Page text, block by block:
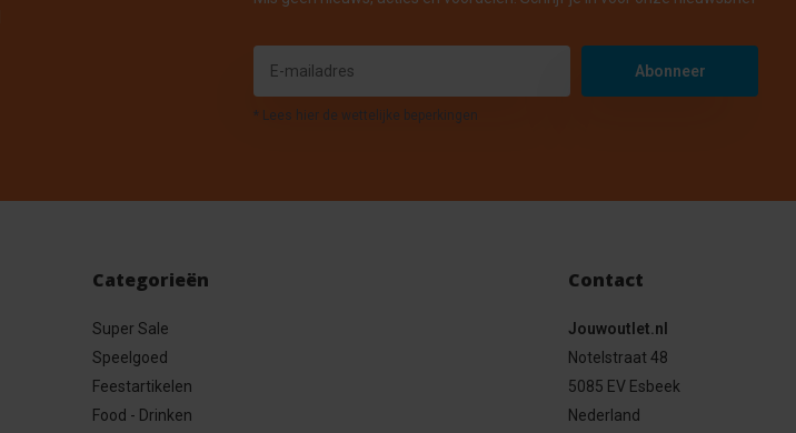
Abonneer
* Lees hier de wettelijke beperkingen
Categorieën
Super Sale
Speelgoed
Feestartikelen
Food - Drinken
Contact
Jouwoutlet.nl
Notelstraat 48
5085 EV Esbeek
Nederland